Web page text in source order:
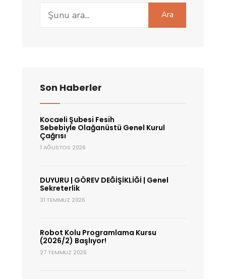
Devrimini
Search
for:
Ara
Son Haberler
Kocaeli Şubesi Fesih
Sebebiyle Olağanüstü Genel Kurul
Çağrısı
1 AĞUSTOS 2026
DUYURU | GÖREV DEĞİŞİKLİĞİ | Genel
Sekreterlik
31 TEMMUZ 2026
Robot Kolu Programlama Kursu
(2026/2) Başlıyor!
27 TEMMUZ 2026